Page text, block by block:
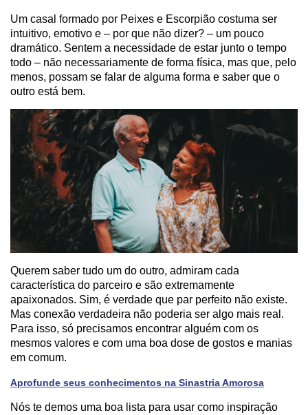
Um casal formado por Peixes e Escorpião costuma ser
intuitivo, emotivo e – por que não dizer? – um pouco
dramático. Sentem a necessidade de estar junto o tempo
todo – não necessariamente de forma física, mas que, pelo
menos, possam se falar de alguma forma e saber que o
outro está bem.
Querem saber tudo um do outro, admiram cada
característica do parceiro e são extremamente
apaixonados. Sim, é verdade que par perfeito não existe.
Mas conexão verdadeira não poderia ser algo mais real.
Para isso, só precisamos encontrar alguém com os
mesmos valores e com uma boa dose de gostos e manias
em comum.
Aprofunde seus conhecimentos na Sinastria Amorosa
Nós te demos uma boa lista para usar como inspiração